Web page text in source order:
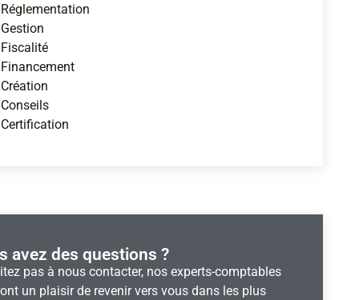
Réglementation
Gestion
Fiscalité
Financement
Création
Conseils
Certification
avez des questions ?​
pas à nous contacter, nos experts-comptables
un plaisir de revenir vers vous dans les plus